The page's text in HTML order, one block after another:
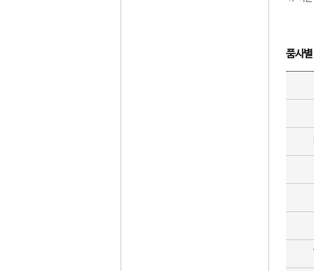
품사